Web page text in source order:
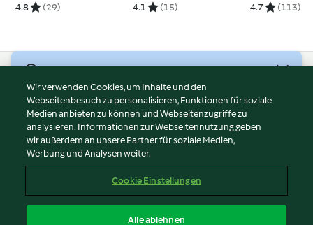
4.8 (29) 4.1 (15) 4.7 (113)
Nutzungsbedingungen
Datenschutzrichtlinien
Disclaimer
Impressum
Inhalt melden
Wir verwenden Cookies, um Inhalte und den
Webseitenbesuch zu personalisieren, Funktionen für soziale
Medien anbieten zu können und Webseitenzugriffe zu
analysieren. Informationen zur Webseitennutzung geben
wir außerdem an unsere Partner für soziale Medien,
Werbung und Analysen weiter.
Cookie Einstellungen
Alle ablehnen